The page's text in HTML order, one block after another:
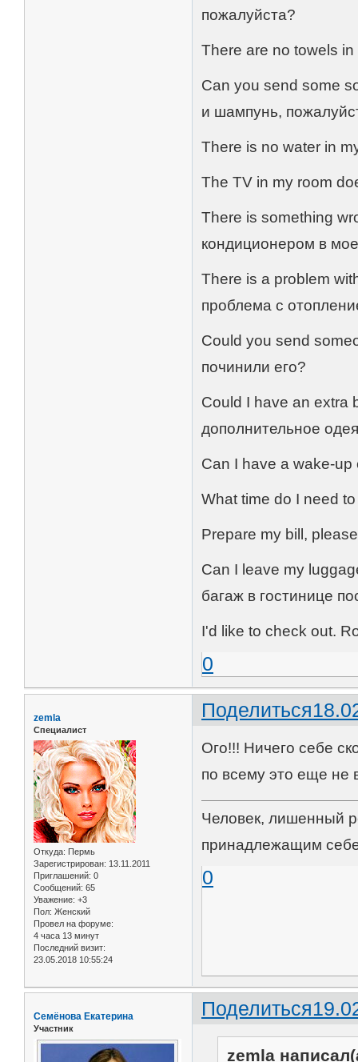
пожалуйста?
There are no towels
Can you send some
и шампунь,
There is no water in
The TV in my room
There is something
кондиционером в
There is a problem
проблема с
Could you send
починили его?
Could I have an extra
дополнительное
Can I have a wake-
What time do I need
Prepare my bill,
Can I leave my
багаж в гостинице
I'd like to check out.
0
Поделиться
zemla
Специалист
Откуда: Пермь
Зарегистрирован: 13.11.2011
Приглашений: 0
Сообщений: 65
Уважение: +3
Пол: Женский
Провел на форуме:
4 часа 13 минут
Последний визит:
23.05.2018 10:55:24
Ого!!! Ничего себе
по всему это еще не
Человек, лишенный
принадлежащим
0
Поделиться
Семёнова Екатерина
Участник
zemla